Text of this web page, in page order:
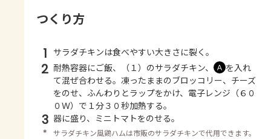
つくり方
1 サラダチキンは食べやすい大きさに裂く。
2 耐熱容器にご飯、（１）のサラダチキン、 Ａ を入れ
て混ぜ合わせる。凍ったままのブロッコリー、チーズ
をのせ、ふんわりとラップをかけ、電子レンジ（６０
０Ｗ）で１分３０秒加熱する。
3 器に盛り、ミニトマトをのせる。
＊ サラダチキン風鶏ハムは市販のサラダチキンで代用できます。